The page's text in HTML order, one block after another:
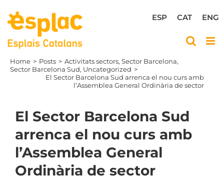
content
ENG
CAT
ESP
Home Posts Activitats sectors Sector Barcelona
Sector Barcelona Sud Uncategorized
El Sector Barcelona Sud arrenca el nou curs amb
l’Assemblea General Ordinària de sector
El Sector Barcelona Sud
arrenca el nou curs amb
l’Assemblea General
Ordinària de sector